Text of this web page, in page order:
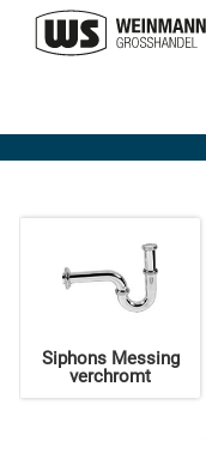
Sanitärinstallation
Siphons Messing
verchromt